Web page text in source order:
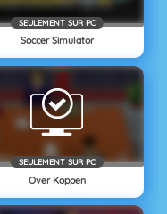
SEULEMENT SUR PC
Soccer Simulator
SEULEMENT SUR PC
Over Koppen